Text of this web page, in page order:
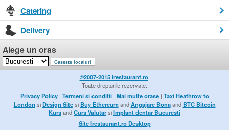
Catering
Delivery
Alege un oras
©2007-2015 Irestaurant.ro.
Toate drepturile rezervate.
Privacy Policy| Termeni si conditii| Mai multe orase| Taxi Heathrow to
London siDesign Sitesi Buy EthereumandAngajare Bonaand BTC Bitcoin
KursandCurs ValutarsiImplant dentar Bucuresti
Site Irestaurant.ro Desktop